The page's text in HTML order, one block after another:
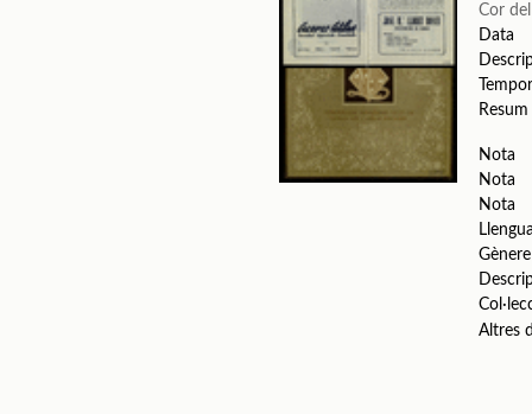
Cor
Data
Resum
Nota
Nota
Nota
Gènere
Altres